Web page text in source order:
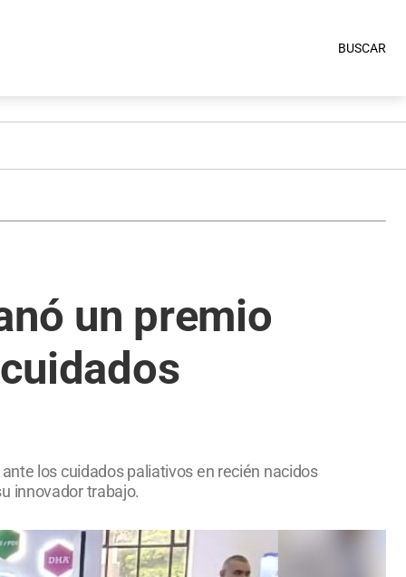
BUSCAR
un premio
los cuidados paliativos en recién nacidos
innovador trabajo.